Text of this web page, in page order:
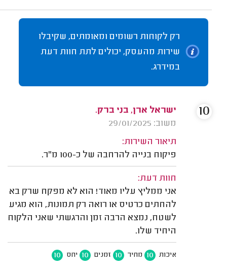
רק לקוחות רשומים ומאומתים, שקיבלו
שירות מהעסק, יכולים לתת חוות דעת
במידרג.
ישראל ארן, בני ברק.
משוב: 29/01/2025
תיאור השירות:
פיקוח בנייה להרחבה של כ-100 מ"ר.
חוות דעת:
אני ממליץ עליו מאוד! הוא לא מפקח שרק בא
להחתים כרטיס או רואה רק תמונות, הוא מגיע
לשטח, נמצא הרבה זמן והרגשתי שאני הלקוח
היחיד שלו.
איכות 10 מחיר 10 זמנים 10 יחס 10
10